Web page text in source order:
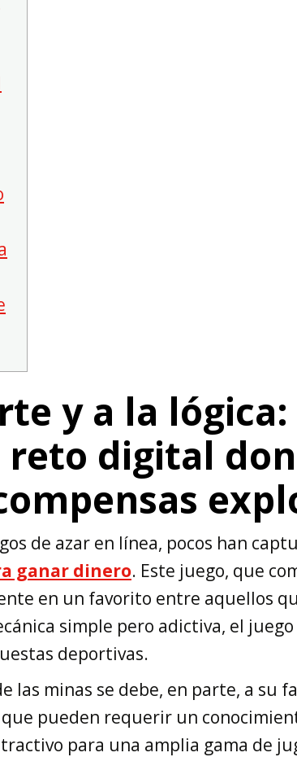
y a la
digital
de azar en línea, pocos han
ganar dinero. Este juego, que
en un favorito entre aquellos
simple pero adictiva, el
deportivas.
las minas se debe, en parte, a su
pueden requerir un
para una amplia gama de